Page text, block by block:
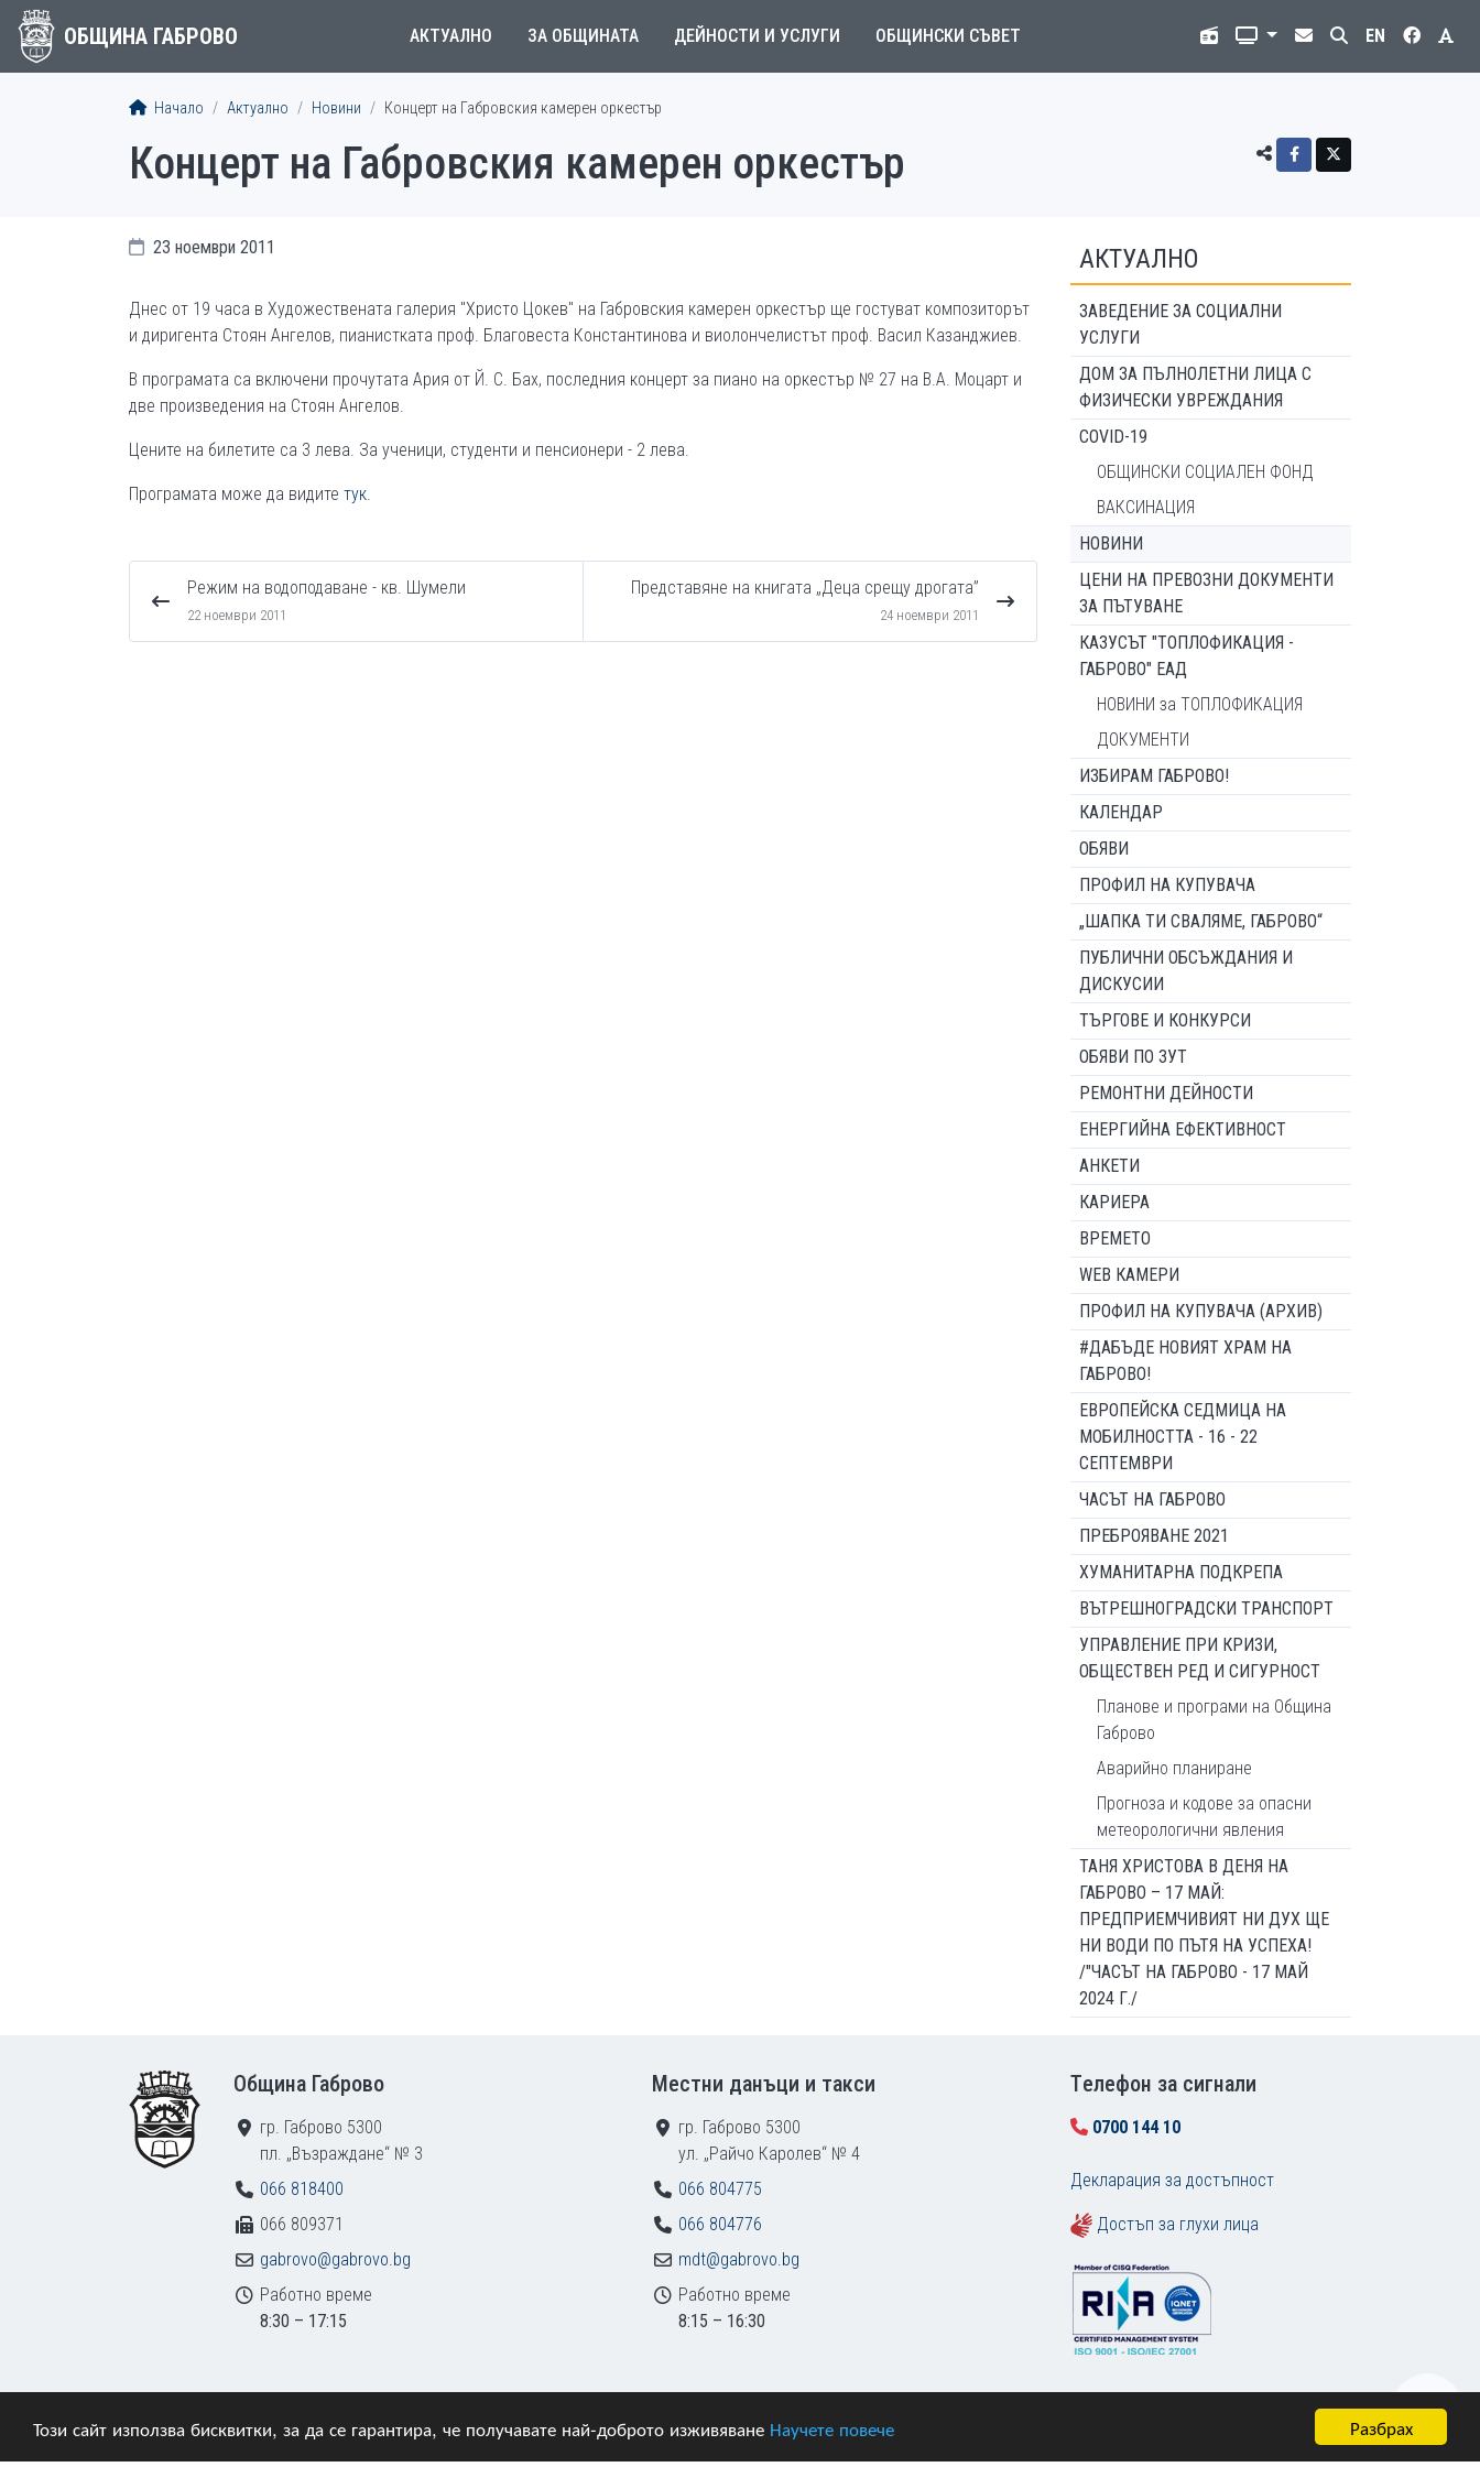
Разбрах
Този сайт използва бисквитки, за да се гарантира, че получавате най-доброто изживяване Научете повече
ОБЩИНА ГАБРОВО АКТУАЛНО ЗА ОБЩИНАТА ДЕЙНОСТИ И УСЛУГИ ОБЩИНСКИ СЪВЕТ EN
Начало Актуално Новини Концерт на Габровския камерен оркестър
Концерт на Габровския камерен оркестър
23 ноември 2011
Днес от 19 часа в Художествената галерия "Христо Цокев" на Габровския камерен оркестър ще гостуват композиторът
и диригента Стоян Ангелов, пианистката проф. Благовеста Константинова и виолончелистът проф. Васил Казанджиев.
В програмата са включени прочутата Ария от Й. С. Бах, последния концерт за пиано на оркестър № 27 на В.А. Моцарт и
две произведения на Стоян Ангелов.
Цените на билетите са 3 лева. За ученици, студенти и пенсионери - 2 лева.
Програмата може да видите тук.
Режим на водоподаване - кв. Шумели
22 ноември 2011
Представяне на книгата „Деца срещу дрогата”
24 ноември 2011
АКТУАЛНО
ЗАВЕДЕНИЕ ЗА СОЦИАЛНИ
УСЛУГИ
ДОМ ЗА ПЪЛНОЛЕТНИ ЛИЦА С
ФИЗИЧЕСКИ УВРЕЖДАНИЯ
COVID-19
ОБЩИНСКИ СОЦИАЛЕН ФОНД
ВАКСИНАЦИЯ
НОВИНИ
ЦЕНИ НА ПРЕВОЗНИ ДОКУМЕНТИ
ЗА ПЪТУВАНЕ
КАЗУСЪТ "ТОПЛОФИКАЦИЯ -
ГАБРОВО" ЕАД
НОВИНИ за ТОПЛОФИКАЦИЯ
ДОКУМЕНТИ
ИЗБИРАМ ГАБРОВО!
КАЛЕНДАР
ОБЯВИ
ПРОФИЛ НА КУПУВАЧА
„ШАПКА ТИ СВАЛЯМЕ, ГАБРОВО“
ПУБЛИЧНИ ОБСЪЖДАНИЯ И
ДИСКУСИИ
ТЪРГОВЕ И КОНКУРСИ
ОБЯВИ ПО ЗУТ
РЕМОНТНИ ДЕЙНОСТИ
ЕНЕРГИЙНА ЕФЕКТИВНОСТ
АНКЕТИ
КАРИЕРА
ВРЕМЕТО
WEB КАМЕРИ
ПРОФИЛ НА КУПУВАЧА (АРХИВ)
#ДАБЪДЕ НОВИЯТ ХРАМ НА
ГАБРОВО!
ЕВРОПЕЙСКА СЕДМИЦА НА
МОБИЛНОСТТА - 16 - 22
СЕПТЕМВРИ
ЧАСЪТ НА ГАБРОВО
ПРЕБРОЯВАНЕ 2021
ХУМАНИТАРНА ПОДКРЕПА
ВЪТРЕШНОГРАДСКИ ТРАНСПОРТ
УПРАВЛЕНИЕ ПРИ КРИЗИ,
ОБЩЕСТВЕН РЕД И СИГУРНОСТ
Планове и програми на Община
Габрово
Аварийно планиране
Прогноза и кодове за опасни
метеорологични явления
ТАНЯ ХРИСТОВА В ДЕНЯ НА
ГАБРОВО – 17 МАЙ:
ПРЕДПРИЕМЧИВИЯТ НИ ДУХ ЩЕ
НИ ВОДИ ПО ПЪТЯ НА УСПЕХА!
/"ЧАСЪТ НА ГАБРОВО - 17 МАЙ
2024 Г./
Община Габрово
гр. Габрово 5300
пл. „Възраждане“ № 3
066 818400
066 809371
gabrovo@gabrovo.bg
Работно време
8:30 – 17:15
Местни данъци и такси
гр. Габрово 5300
ул. „Райчо Каролев“ № 4
066 804775
066 804776
mdt@gabrovo.bg
Работно време
8:15 – 16:30
Tелефон за сигнали
0700 144 10
Декларация за достъпност
Достъп за глухи лица
© 2009–2026 Община Габрово. Всички права запазени.